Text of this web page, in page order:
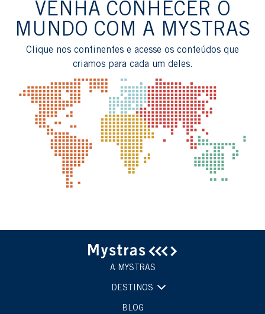
VENHA CONHECER O
MUNDO COM A MYSTRAS
Clique nos continentes e acesse os conteúdos que
criamos para cada um deles.
A MYSTRAS
DESTINOS
BLOG